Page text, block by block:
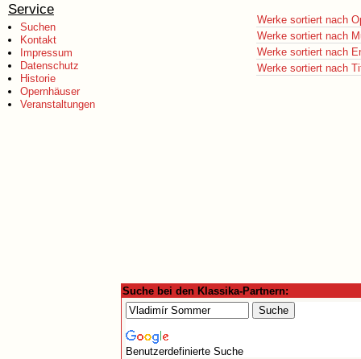
Service
Suchen
Kontakt
Impressum
Datenschutz
Historie
Opernhäuser
Veranstaltungen
Werke sortiert nach
Werke sortiert nach
Werke sortiert nach
Werke sortiert nach
Suche bei den Klassika-Partnern:
Benutzerdefinierte Suche